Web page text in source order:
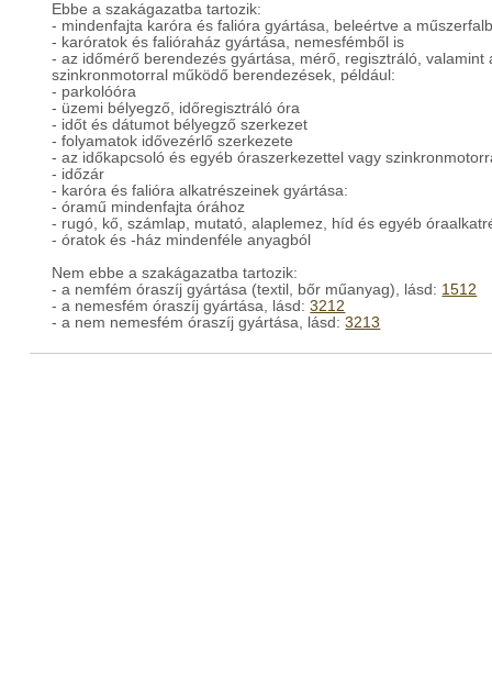
Ebbe a szakágazatba tartozik:
- mindenfajta karóra és falióra gyártása, beleértve a
- karóratok és falióraház gyártása, nemesfémből is
- az időmérő berendezés gyártása, mérő, regisztráló,
szinkronmotorral működő berendezések, például:
- parkolóóra
- üzemi bélyegző, időregisztráló óra
- időt és dátumot bélyegző szerkezet
- folyamatok idővezérlő szerkezete
- az időkapcsoló és egyéb óraszerkezettel vagy
- időzár
- karóra és falióra alkatrészeinek gyártása:
- óramű mindenfajta órához
- rugó, kő, számlap, mutató, alaplemez, híd és egyéb
- óratok és -ház mindenféle anyagból
Nem ebbe a szakágazatba tartozik:
- a nemfém óraszíj gyártása (textil, bőr műanyag), lásd: 1512
- a nemesfém óraszíj gyártása, lásd:3212
- a nem nemesfém óraszíj gyártása, lásd:3213